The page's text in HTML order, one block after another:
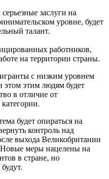
заслуги на
уровне, будет
талант.
работников,
на территории страны.
с низким уровнем
этим людям будет
в отличие от
будет опираться на
контроль над
выхода Великобритании
Новые меры нацелены на
в стране, но